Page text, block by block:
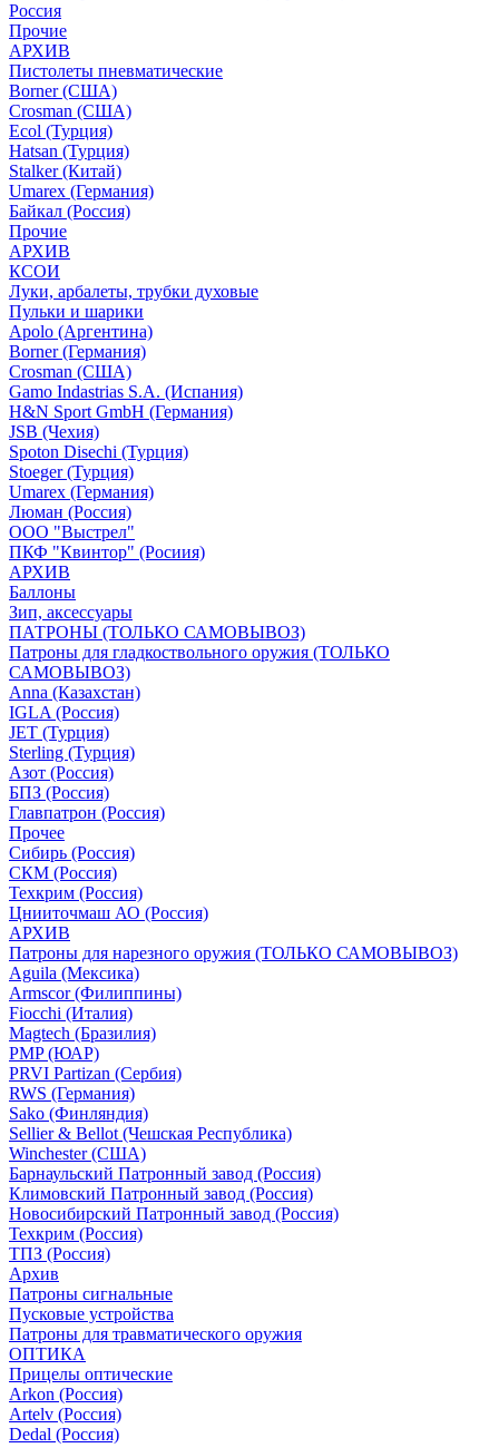
Россия
Прочие
АРХИВ
Пистолеты пневматические
Borner (США)
Crosman (США)
Ecol (Турция)
Hatsan (Турция)
Stalker (Китай)
Umarex (Германия)
Байкал (Россия)
Прочие
АРХИВ
КСОИ
Луки, арбалеты, трубки духовые
Пульки и шарики
Apolo (Аргентина)
Borner (Германия)
Crosman (США)
Gamo Indastrias S.A. (Испания)
H&N Sport GmbH (Германия)
JSB (Чехия)
Spoton Disechi (Турция)
Stoeger (Турция)
Umarex (Германия)
Люман (Россия)
ООО "Выстрел"
ПКФ "Квинтор" (Росиия)
АРХИВ
Баллоны
Зип, аксессуары
ПАТРОНЫ (ТОЛЬКО САМОВЫВОЗ)
Патроны для гладкоствольного оружия (ТОЛЬКО
САМОВЫВОЗ)
Anna (Казахстан)
IGLA (Россия)
JET (Турция)
Sterling (Турция)
Азот (Россия)
БПЗ (Россия)
Главпатрон (Россия)
Прочее
Сибирь (Россия)
СКМ (Россия)
Техкрим (Россия)
Цнииточмаш АО (Россия)
АРХИВ
Патроны для нарезного оружия (ТОЛЬКО САМОВЫВОЗ)
Aguila (Мексика)
Armscor (Филиппины)
Fiocchi (Италия)
Magtech (Бразилия)
PMP (ЮАР)
PRVI Partizan (Сербия)
RWS (Германия)
Sako (Финляндия)
Sellier & Bellot (Чешская Республика)
Winchester (США)
Барнаульский Патронный завод (Россия)
Климовский Патронный завод (Россия)
Новосибирский Патронный завод (Россия)
Техкрим (Россия)
ТПЗ (Россия)
Архив
Патроны сигнальные
Пусковые устройства
Патроны для травматического оружия
ОПТИКА
Прицелы оптические
Arkon (Россия)
Artelv (Россия)
Dedal (Россия)